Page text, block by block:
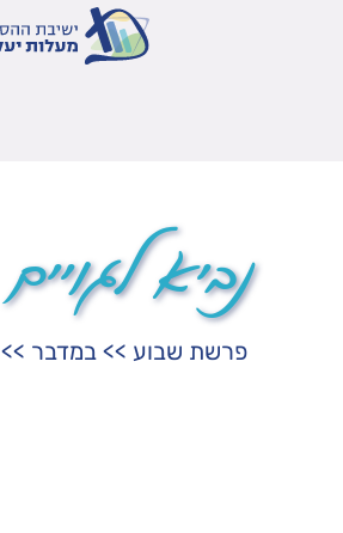
נביא לגויים
פרשת שבוע >> במדבר >>